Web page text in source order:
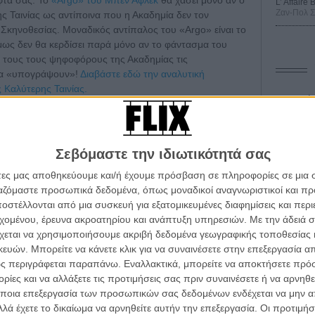
Σεβόμαστε την ιδιωτικότητά σας
μας αποθηκεύουμε και/ή έχουμε πρόσβαση σε πληροφορίες σε
προσωπικά δεδομένα, όπως μοναδικοί αναγνωριστικοί και
από μια συσκευή για εξατομικευμένες διαφημίσεις και
έρευνα ακροατηρίου και ανάπτυξη υπηρεσιών. Με την άδειά
να χρησιμοποιήσουμε ακριβή δεδομένα γεωγραφικής τοποθεσίας
Μπορείτε να κάνετε κλικ για να συναινέσετε στην επεξεργασία
περιγράφεται παραπάνω. Εναλλακτικά, μπορείτε να αποκτήσετε
και να αλλάξετε τις προτιμήσεις σας πριν συναινέσετε ή να
επεξεργασία των προσωπικών σας δεδομένων ενδέχεται να μην
έχετε το δικαίωμα να αρνηθείτε αυτήν την επεξεργασία. Οι
ως αντίποινα που η Ακαδημία δεν τον
Μοναδικός αντίπαλος του «Argo» είναι το
δεν θα κερδίσει παρά μόνο αν το φάντασμα του
τους ψηφοφόρους της Ακαδημίας τις
«υπογράψουν»! Διαβάστε εδώ την αναλυτική
Ταινίας.
όλα ανοιχτά. Ισχυρότερος διεκδικητής ο Στίβεν
θα γίνει κάτοχος τριών Οσκαρ Σκηνοθεσίας (ρεκόρ
Ο Σπίλμπεργκ απειλείται και από τους τέσσερις
πρώτο τον Ανγκ Λι, δεύτερο τον Ντέιβιντ Ο.
τον Μπεν Ζάιτλιν. Διαβάστε εδώ αναλυτικά την
Καλύτερης Σκηνοθεσίας.
L’ Affaire
Ζαν-Πολ
Ο
10
τον
τα βλέπεις όλα σινεμά...
εβδομάδα
τρόπο του flix
του flix, στο inbox σου